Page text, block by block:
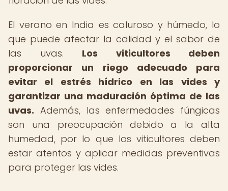
El verano en India es caluroso y húmedo, lo
que puede afectar la calidad y el sabor de
las uvas. Los viticultores deben
proporcionar un riego adecuado para
evitar el estrés hídrico en las vides y
garantizar una maduración óptima de las
uvas. Además, las enfermedades fúngicas
son una preocupación debido a la alta
humedad, por lo que los viticultores deben
estar atentos y aplicar medidas preventivas
para proteger las vides.